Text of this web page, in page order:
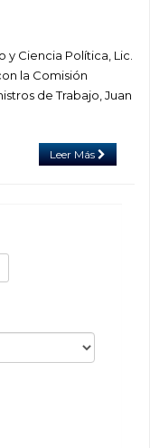
Ciencia Política, Lic.
la Comisión
de Trabajo, Juan
Leer Más